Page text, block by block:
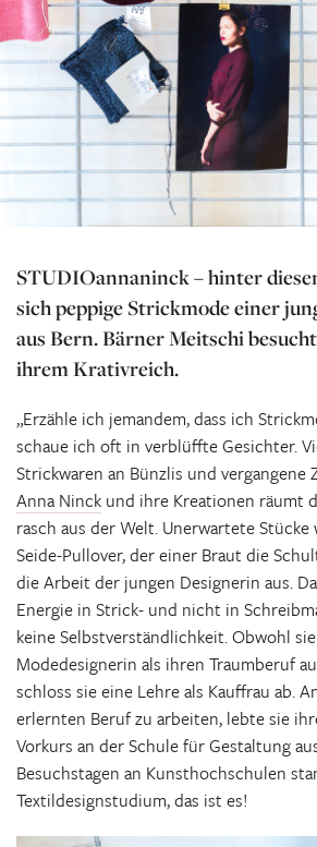
STUDIOannaninck – hinter
sich peppige Strickmode einer
aus Bern. Bärner Meitschi
ihrem Krativreich.
„Erzähle ich jemandem, dass ich
schaue ich oft in verblüffte Gesichter.
Strickwaren an Bünzlis und vergangene
Anna Ninck und ihre Kreationen räumt
rasch aus der Welt. Unerwartete
Seide-Pullover, der einer Braut die
die Arbeit der jungen Designerin aus.
Energie in Strick- und nicht in
keine Selbstverständlichkeit. Obwohl
Modedesignerin als ihren Traumberuf
schloss sie eine Lehre als Kauffrau ab.
erlernten Beruf zu arbeiten, lebte sie
Vorkurs an der Schule für Gestaltung
Besuchstagen an Kunsthochschulen
Textildesignstudium, das ist es!